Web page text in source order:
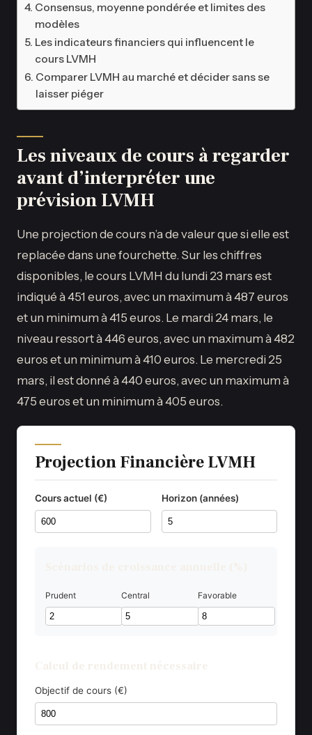
Consensus, moyenne pondérée et limites des
modèles
Les indicateurs financiers qui influencent le
cours LVMH
Comparer LVMH au marché et décider sans se
laisser piéger
Les niveaux de cours à regarder
avant d’interpréter une
prévision LVMH
Une projection de cours n’a de valeur que si elle est
replacée dans une fourchette. Sur les chiffres
disponibles, le cours LVMH du lundi 23 mars est
indiqué à 451 euros, avec un maximum à 487 euros
et un minimum à 415 euros. Le mardi 24 mars, le
niveau ressort à 446 euros, avec un maximum à 482
euros et un minimum à 410 euros. Le mercredi 25
mars, il est donné à 440 euros, avec un maximum à
475 euros et un minimum à 405 euros.
Projection Financière LVMH
Cours actuel (€) Horizon (années)
Prudent Central Favorable
Objectif de cours (€)